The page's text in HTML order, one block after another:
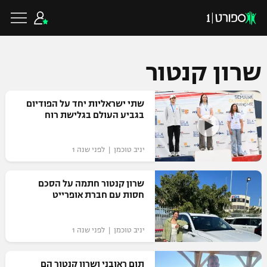
כדורגל ישראלי
ליגת העל
גביע הטוטו
ליגיונרים
גביע המדינה
כדורגל עולמי
ליגת האלופות
ליגה אירופית
ליגה אנגלית
כדורסל ישראלי
ליגת ווינר סל
ליגה לאומית
כדורסל עולמי
NBA
שרון קנטור
שתי ישראליות יחד על הפודיום
בגביע העולם בגלישת רוח
יניב טוכמן | לפני שנה 1
שרון קנטור חתמה על הסכם
חסות עם חברת אופרייט
יניב טוכמן | לפני שנה 1
תום ראובני ושרון קנטור הם